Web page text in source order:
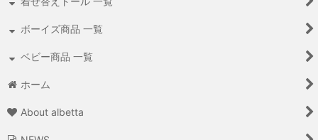
ボーイズ商品 一覧
ベビー商品 一覧
ホーム
About albetta